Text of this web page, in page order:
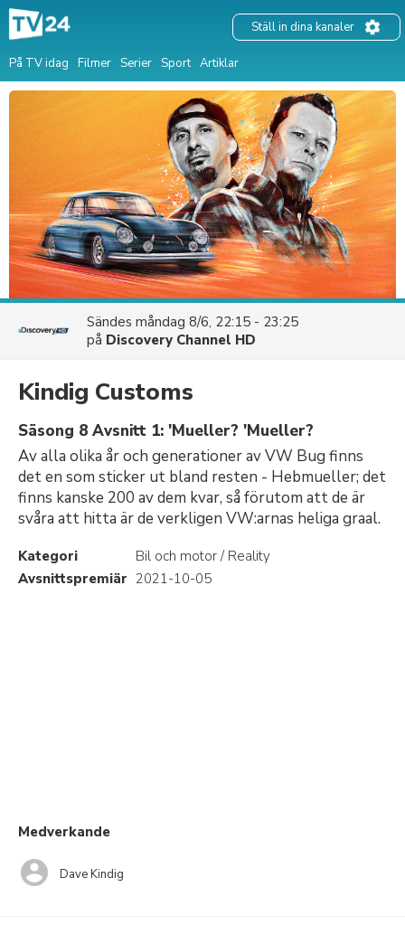
På TV idag Filmer Serier Sport Artiklar
Ställ in dina kanaler
Sändes måndag 8/6, 22:15 - 23:25
på Discovery Channel HD
Kindig Customs
Säsong 8 Avsnitt 1: 'Mueller? 'Mueller?
Av alla olika år och generationer av VW Bug finns
det en som sticker ut bland resten - Hebmueller; det
finns kanske 200 av dem kvar, så förutom att de är
svåra att hitta är de verkligen VW:arnas heliga graal.
Kategori
Bil och motor / Reality
Avsnittspremiär 2021-10-05
Medverkande
Dave Kindig